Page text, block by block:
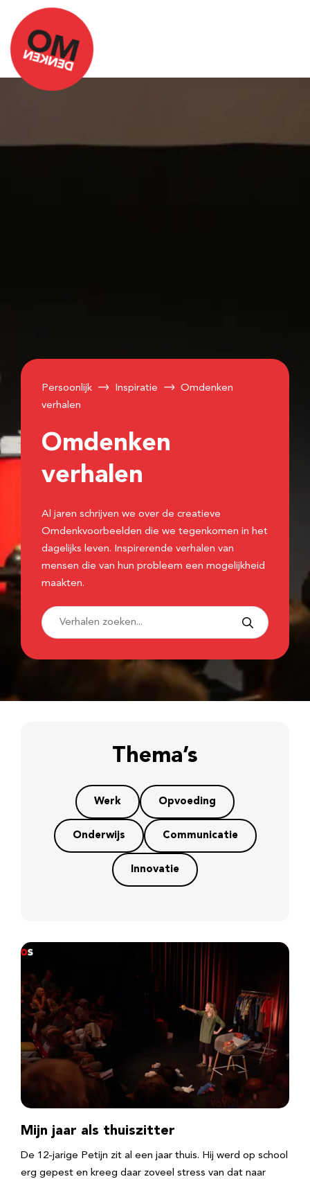
Persoonlijk Inspiratie
Omdenken
verhalen
Omdenken
verhalen
Al jaren schrijven we over de creatieve
Omdenkvoorbeelden die we tegenkomen in het
dagelijks leven. Inspirerende verhalen van
mensen die van hun probleem een mogelijkheid
maakten.
Thema’s
Werk Opvoeding
Onderwijs Communicatie
Innovatie
Mijn jaar als thuiszitter
De 12-jarige Petijn zit al een jaar thuis. Hij werd op school
erg gepest en kreeg daar zoveel stress van dat naar